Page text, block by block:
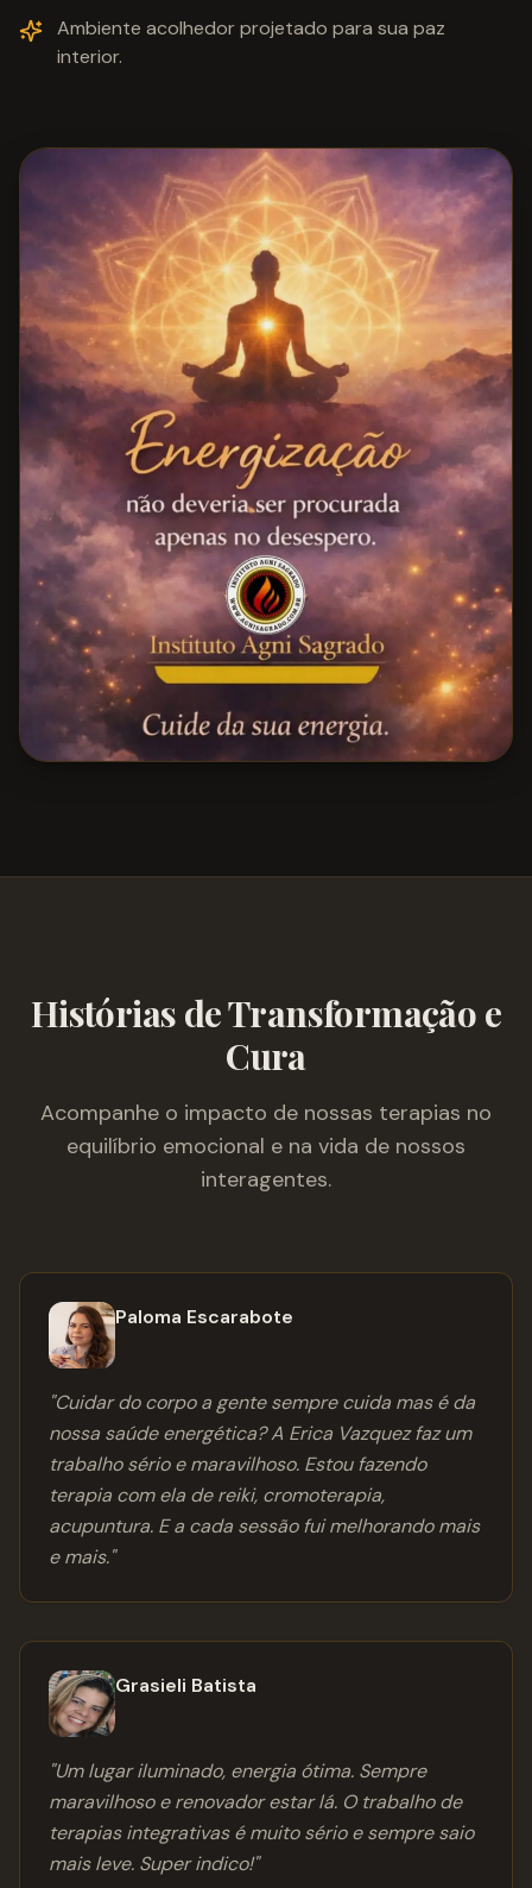
Ambiente acolhedor projetado para sua paz
interior.
Histórias de Transformação e
Cura
Acompanhe o impacto de nossas terapias no
equilíbrio emocional e na vida de nossos
interagentes.
Paloma Escarabote
"Cuidar do corpo a gente sempre cuida mas é da
nossa saúde energética? A Erica Vazquez faz um
trabalho sério e maravilhoso. Estou fazendo
terapia com ela de reiki, cromoterapia,
acupuntura. E a cada sessão fui melhorando mais
e mais."
Grasieli Batista
"Um lugar iluminado, energia ótima. Sempre
maravilhoso e renovador estar lá. O trabalho de
terapias integrativas é muito sério e sempre saio
mais leve. Super indico!"